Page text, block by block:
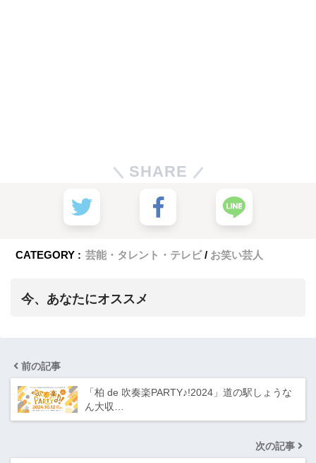
SHARE
CATEGORY : 芸能・タレント・テレビ お笑い芸人
今、あなたにオススメ
前の記事
「柏 de 吹奏楽PARTY♪!2024」道の駅しょうな
ん大収…
次の記事